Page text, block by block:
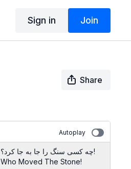
Sign in Join
Share
Autoplay
چه کسی سنگ را جا به جا کرد؟!
Who Moved The Stone!